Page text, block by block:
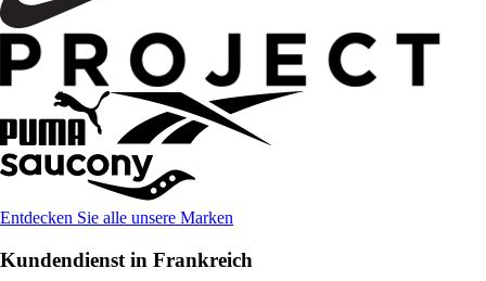
Entdecken Sie alle unsere Marken
Kundendienst in Frankreich